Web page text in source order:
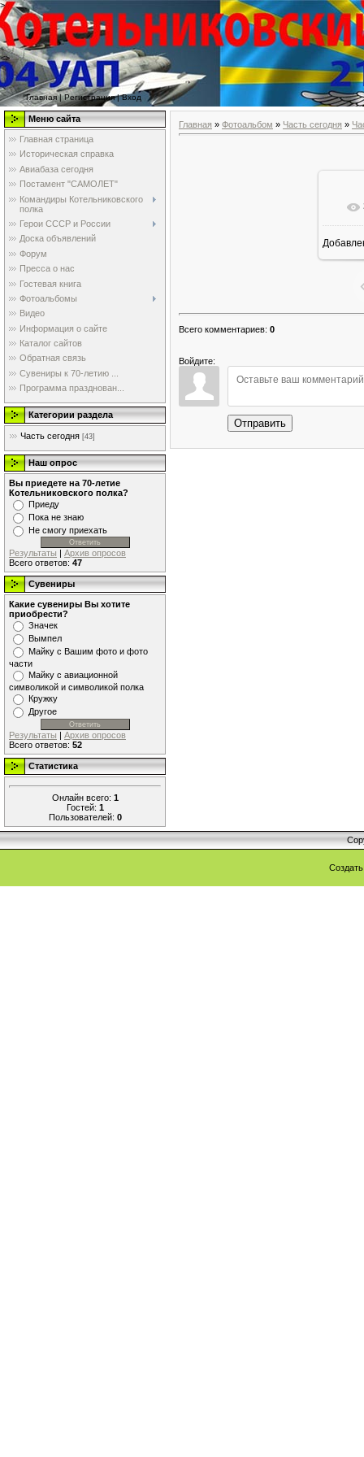
>
<>
Главная|Регистрация|Вход
Меню сайта
Главная страница
Историческая справка
Авиабаза сегодня
Постамент "САМОЛЕТ"
Командиры Котельниковского
полка
Герои СССР и России
Доска объявлений
Форум
Пресса о нас
Гостевая книга
Фотоальбомы
Видео
Информация о сайте
Каталог сайтов
Обратная связь
Сувениры к 70-летию ...
Программа празднован...
Категории раздела
Часть сегодня [43]
Наш опрос
Вы приедете на 70-летие
Котельниковского полка?
Приеду
Пока не знаю
Не смогу приехать
Результаты | Архив опросов
Всего ответов: 47
Сувениры
Какие сувениры Вы хотите
приобрести?
Значек
Вымпел
Майку с Вашим фото и фото
части
Майку с авиационной
символикой и символикой полка
Кружку
Другое
Результаты | Архив опросов
Всего ответов: 52
Статистика
Онлайн всего: 1
Гостей: 1
Пользователей: 0
Главная » Фотоальбом » Часть сегодня »
Всего комментариев: 0
Войдите:
Отправить